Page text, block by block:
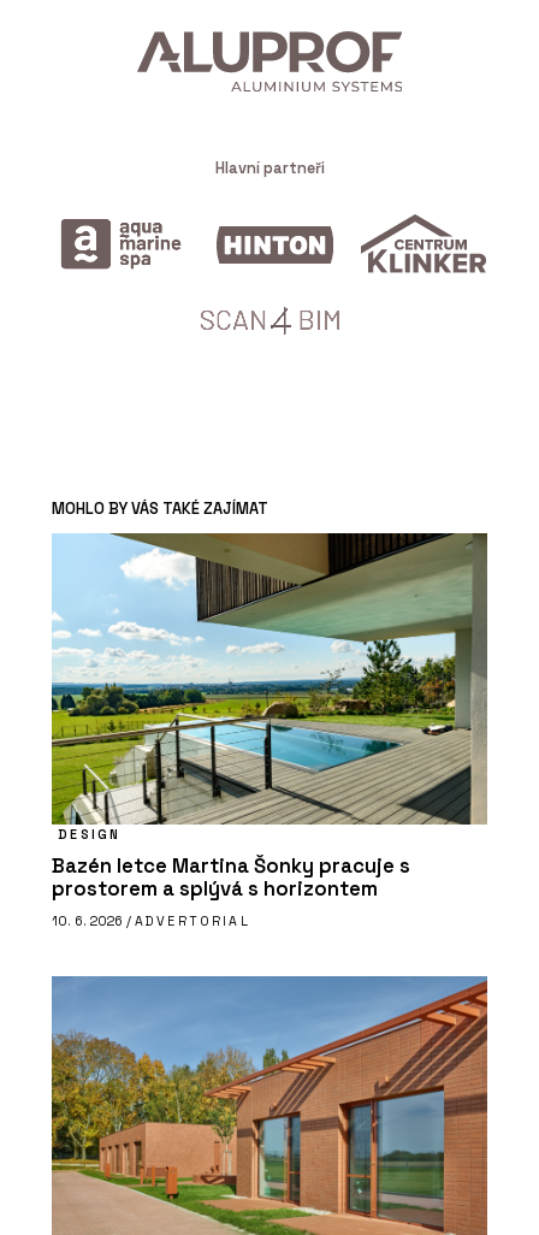
Hlavní partneři
MOHLO BY VÁS TAKÉ ZAJÍMAT
DESIGN
Bazén letce Martina Šonky pracuje s
prostorem a splývá s horizontem
10. 6. 2026 / ADVERTORIAL